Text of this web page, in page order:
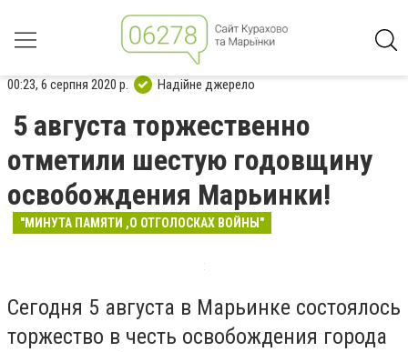
00:23, 6 серпня 2020 р. Надійне джерело
5 августа торжественно
отметили шестую годовщину
освобождения Марьинки!
"МИНУТА ПАМЯТИ ,О ОТГОЛОСКАХ ВОЙНЫ"
Сегодня 5 августа в Марьинке состоялось
торжество в честь освобождения города